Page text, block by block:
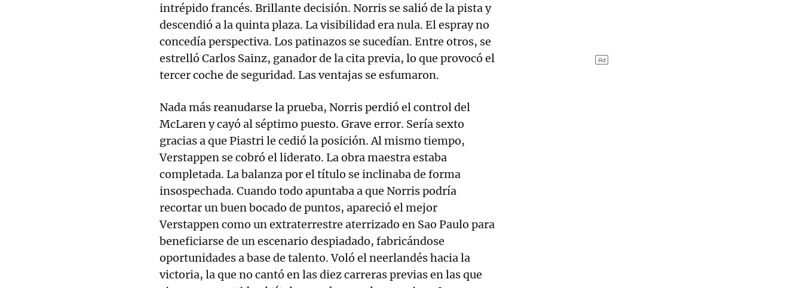
intrépido francés. Brillante decisión. Norris se salió de la pista y
descendió a la quinta plaza. La visibilidad era nula. El espray no
concedía perspectiva. Los patinazos se sucedían. Entre otros, se
estrelló Carlos Sainz, ganador de la cita previa, lo que provocó el
tercer coche de seguridad. Las ventajas se esfumaron.
Nada más reanudarse la prueba, Norris perdió el control del
McLaren y cayó al séptimo puesto. Grave error. Sería sexto
gracias a que Piastri le cedió la posición. Al mismo tiempo,
Verstappen se cobró el liderato. La obra maestra estaba
completada. La balanza por el título se inclinaba de forma
insospechada. Cuando todo apuntaba a que Norris podría
recortar un buen bocado de puntos, apareció el mejor
Verstappen como un extraterrestre aterrizado en Sao Paulo para
beneficiarse de un escenario despiadado, fabricándose
oportunidades a base de talento. Voló el neerlandés hacia la
victoria, la que no cantó en las diez carreras previas en las que